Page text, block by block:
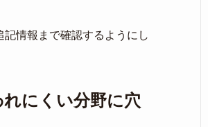
情報まで確認するようにし
にくい分野に穴